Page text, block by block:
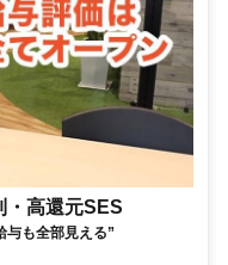
・高還元SES
与も全部見える”